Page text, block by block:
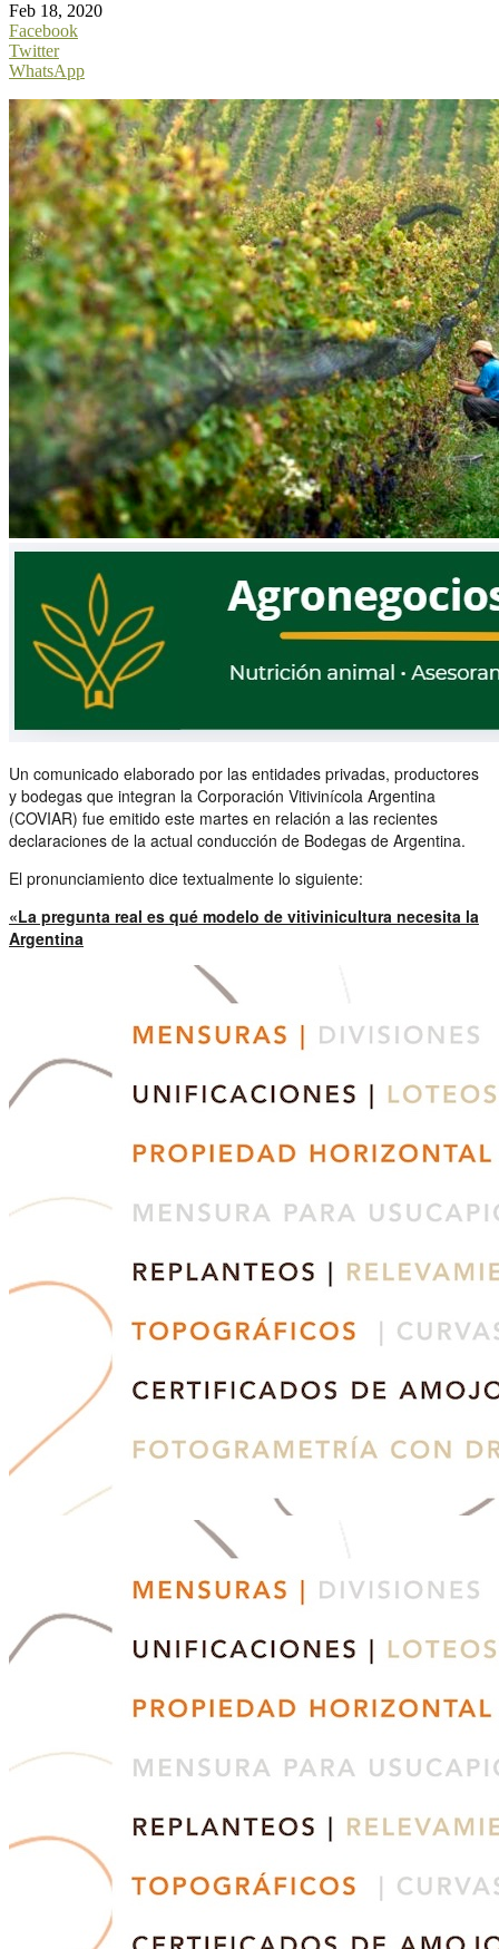
Feb 18, 2020
Facebook
Twitter
WhatsApp
Un comunicado elaborado por las entidades privadas, productores
y bodegas que integran la Corporación Vitivinícola Argentina
(COVIAR) fue emitido este martes en relación a las recientes
declaraciones de la actual conducción de Bodegas de Argentina.
El pronunciamiento dice textualmente lo siguiente:
«La pregunta real es qué modelo de vitivinicultura necesita la
Argentina